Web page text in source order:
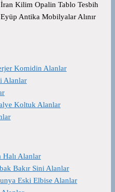
Kilim Opalin Tablo Tesbih
Eyüp Antika Mobilyalar Alınır
Komidin Alanlar
Alanlar
Koltuk Alanlar
Alanlar
Bakır Sini Alanlar
Eski Elbise Alanlar